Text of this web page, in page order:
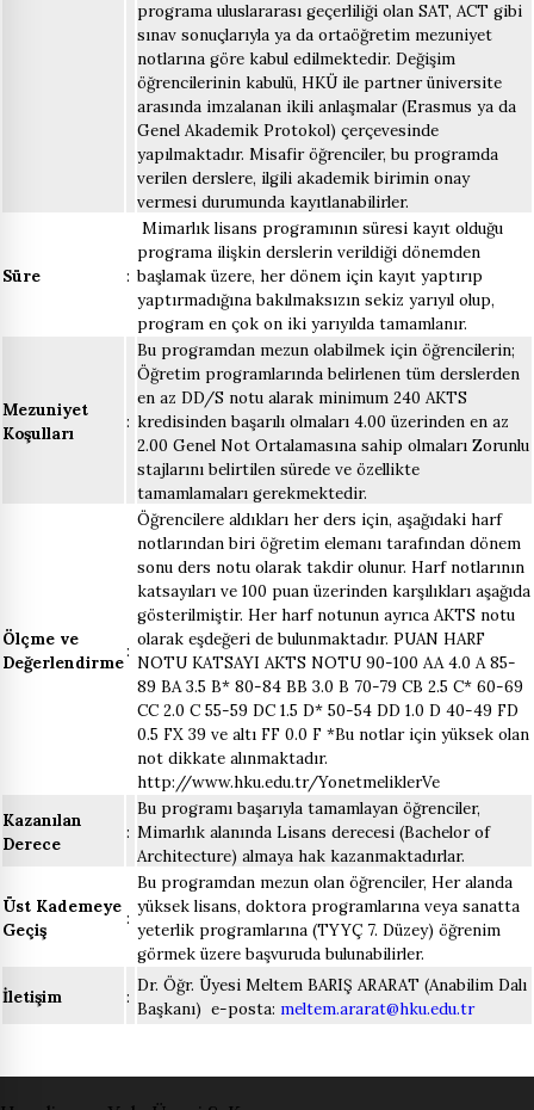
programa uluslararası geçerliliği olan SAT, ACT gibi
sınav sonuçlarıyla ya da ortaöğretim mezuniyet
notlarına göre kabul edilmektedir. Değişim
öğrencilerinin kabulü, HKÜ ile partner üniversite
arasında imzalanan ikili anlaşmalar (Erasmus ya da
Genel Akademik Protokol) çerçevesinde
yapılmaktadır. Misafir öğrenciler, bu programda
verilen derslere, ilgili akademik birimin onay
vermesi durumunda kayıtlanabilirler.
Süre :
Mimarlık lisans programının süresi kayıt olduğu
programa ilişkin derslerin verildiği dönemden
başlamak üzere, her dönem için kayıt yaptırıp
yaptırmadığına bakılmaksızın sekiz yarıyıl olup,
program en çok on iki yarıyılda tamamlanır.
Mezuniyet
Koşulları
:
Bu programdan mezun olabilmek için öğrencilerin;
Öğretim programlarında belirlenen tüm derslerden
en az DD/S notu alarak minimum 240 AKTS
kredisinden başarılı olmaları 4.00 üzerinden en az
2.00 Genel Not Ortalamasına sahip olmaları Zorunlu
stajlarını belirtilen sürede ve özellikte
tamamlamaları gerekmektedir.
Ölçme ve
Değerlendirme
:
Öğrencilere aldıkları her ders için, aşağıdaki harf
notlarından biri öğretim elemanı tarafından dönem
sonu ders notu olarak takdir olunur. Harf notlarının
katsayıları ve 100 puan üzerinden karşılıkları aşağıda
gösterilmiştir. Her harf notunun ayrıca AKTS notu
olarak eşdeğeri de bulunmaktadır. PUAN HARF
NOTU KATSAYI AKTS NOTU 90-100 AA 4.0 A 85-
89 BA 3.5 B* 80-84 BB 3.0 B 70-79 CB 2.5 C* 60-69
CC 2.0 C 55-59 DC 1.5 D* 50-54 DD 1.0 D 40-49 FD
0.5 FX 39 ve altı FF 0.0 F *Bu notlar için yüksek olan
not dikkate alınmaktadır.
http://www.hku.edu.tr/YonetmeliklerVe
Kazanılan
Derece
:
Bu programı başarıyla tamamlayan öğrenciler,
Mimarlık alanında Lisans derecesi (Bachelor of
Architecture) almaya hak kazanmaktadırlar.
Üst Kademeye
Geçiş
:
Bu programdan mezun olan öğrenciler, Her alanda
yüksek lisans, doktora programlarına veya sanatta
yeterlik programlarına (TYYÇ 7. Düzey) öğrenim
görmek üzere başvuruda bulunabilirler.
İletişim :
Dr. Öğr. Üyesi Meltem BARIŞ ARARAT (Anabilim Dalı
Başkanı) e-posta: meltem.ararat@hku.edu.tr